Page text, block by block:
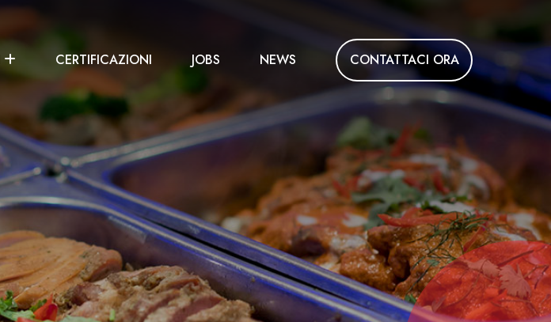
CERTIFICAZIONI JOBS NEWS CONTATTACI ORA